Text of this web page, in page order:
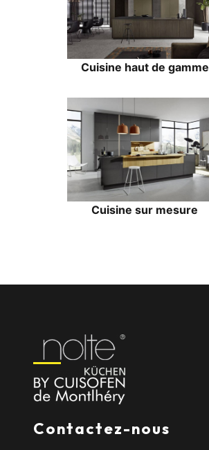
Cuisine haut de gamme
Cuisine sur mesure
Contactez-nous